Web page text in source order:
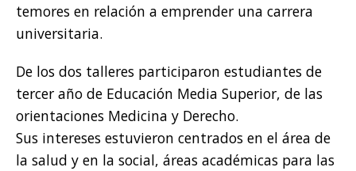
temores en relación a emprender una carrera
universitaria.
De los dos talleres participaron estudiantes de
tercer año de Educación Media Superior, de las
orientaciones Medicina y Derecho.
Sus intereses estuvieron centrados en el área de
la salud y en la social, áreas académicas para las